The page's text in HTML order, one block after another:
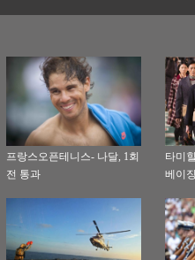
프랑스오픈테니스- 나달, 1회
전 통과
타미
베이